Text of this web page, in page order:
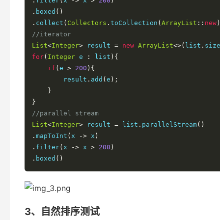
. boxed ()
. collect ( Collectors . toCollection ( ArrayList :: new
//iterator
List<Integer> result = new ArrayList<>( list . size
for( Integer e : list ){
if ( e > 200 ){
        result
. add ( e );
}
}
//parallel stream
List<Integer> result = list . parallelStream()
. mapToInt ( x -> x )
. filter( x -> x > 200 )
. boxed ()
3、自然排序测试